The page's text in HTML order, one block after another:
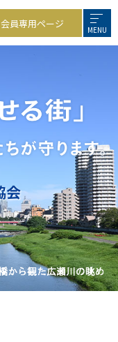
会員専用ページ MENU